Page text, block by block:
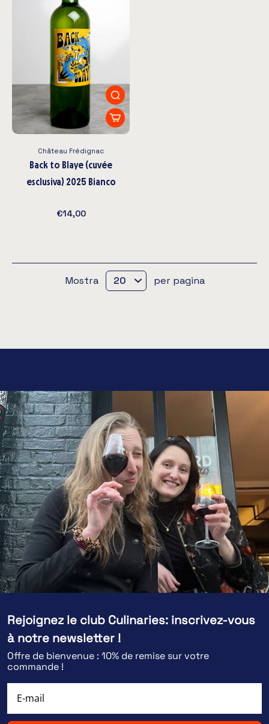
Château Frédignac
Back to Blaye (cuvée
esclusiva) 2025 Bianco
€14,00
Mostra per pagina
Rejoignez le club Culinaries: inscrivez-vous
à notre newsletter !
Offre de bienvenue : 10% de remise sur votre
commande !